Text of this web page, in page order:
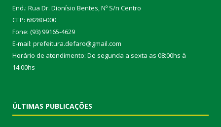
End.: Rua Dr. Dionísio Bentes, Nº S/n Centro
CEP: 68280-000
Fone: (93) 99165-4629
E-mail: prefeitura.defaro@gmail.com
Horário de atendimento: De segunda a sexta as 08:00hs à
14:00hs
ÚLTIMAS PUBLICAÇÕES